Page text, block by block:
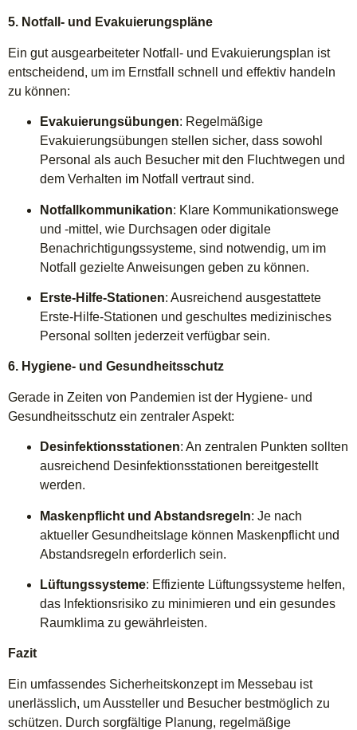
5. Notfall- und Evakuierungspläne
Ein gut ausgearbeiteter Notfall- und Evakuierungsplan ist
entscheidend, um im Ernstfall schnell und effektiv handeln
zu können:
Evakuierungsübungen: Regelmäßige
Evakuierungsübungen stellen sicher, dass sowohl
Personal als auch Besucher mit den Fluchtwegen und
dem Verhalten im Notfall vertraut sind.
Notfallkommunikation: Klare Kommunikationswege
und -mittel, wie Durchsagen oder digitale
Benachrichtigungssysteme, sind notwendig, um im
Notfall gezielte Anweisungen geben zu können.
Erste-Hilfe-Stationen: Ausreichend ausgestattete
Erste-Hilfe-Stationen und geschultes medizinisches
Personal sollten jederzeit verfügbar sein.
6. Hygiene- und Gesundheitsschutz
Gerade in Zeiten von Pandemien ist der Hygiene- und
Gesundheitsschutz ein zentraler Aspekt:
Desinfektionsstationen: An zentralen Punkten sollten
ausreichend Desinfektionsstationen bereitgestellt
werden.
Maskenpflicht und Abstandsregeln: Je nach
aktueller Gesundheitslage können Maskenpflicht und
Abstandsregeln erforderlich sein.
Lüftungssysteme: Effiziente Lüftungssysteme helfen,
das Infektionsrisiko zu minimieren und ein gesundes
Raumklima zu gewährleisten.
Fazit
Ein umfassendes Sicherheitskonzept im Messebau ist
unerlässlich, um Aussteller und Besucher bestmöglich zu
schützen. Durch sorgfältige Planung, regelmäßige